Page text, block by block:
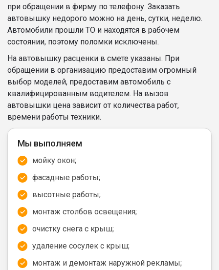
при обращении в фирму по телефону. Заказать
автовышку недорого можно на день, сутки, неделю.
Автомобили прошли ТО и находятся в рабочем
состоянии, поэтому поломки исключены.
На автовышку расценки в смете указаны. При
обращении в организацию предоставим огромный
выбор моделей, предоставим автомобиль с
квалифицированным водителем. На вызов
автовышки цена зависит от количества работ,
времени работы техники.
Мы выполняем
мойку окон;
фасадные работы;
высотные работы;
монтаж столбов освещения;
очистку снега с крыш;
удаление сосулек с крыш;
монтаж и демонтаж наружной рекламы;